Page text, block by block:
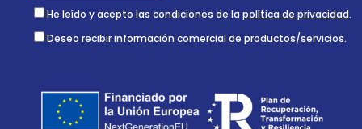
He leído y acepto las condiciones de la política de privacidad.
Deseo recibir información comercial de productos/servicios.